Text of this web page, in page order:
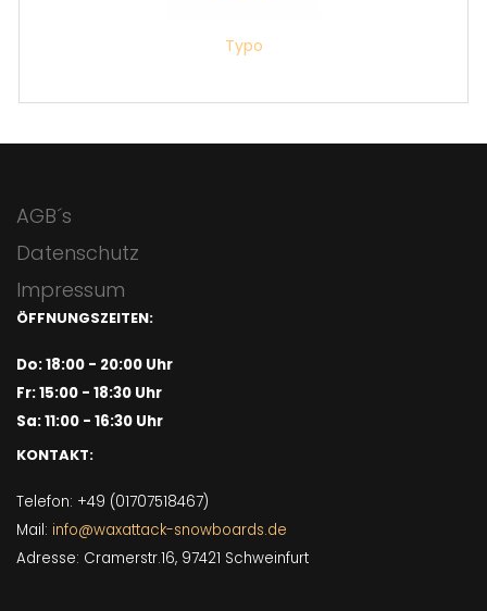
Typo
AGB´s
Datenschutz
Impressum
ÖFFNUNGSZEITEN:
Do: 18:00 - 20:00 Uhr
Fr: 15:00 - 18:30 Uhr
Sa: 11:00 - 16:30 Uhr
KONTAKT:
Telefon: +49 (01707518467)
Mail: info@waxattack-snowboards.de
Adresse: Cramerstr.16, 97421 Schweinfurt